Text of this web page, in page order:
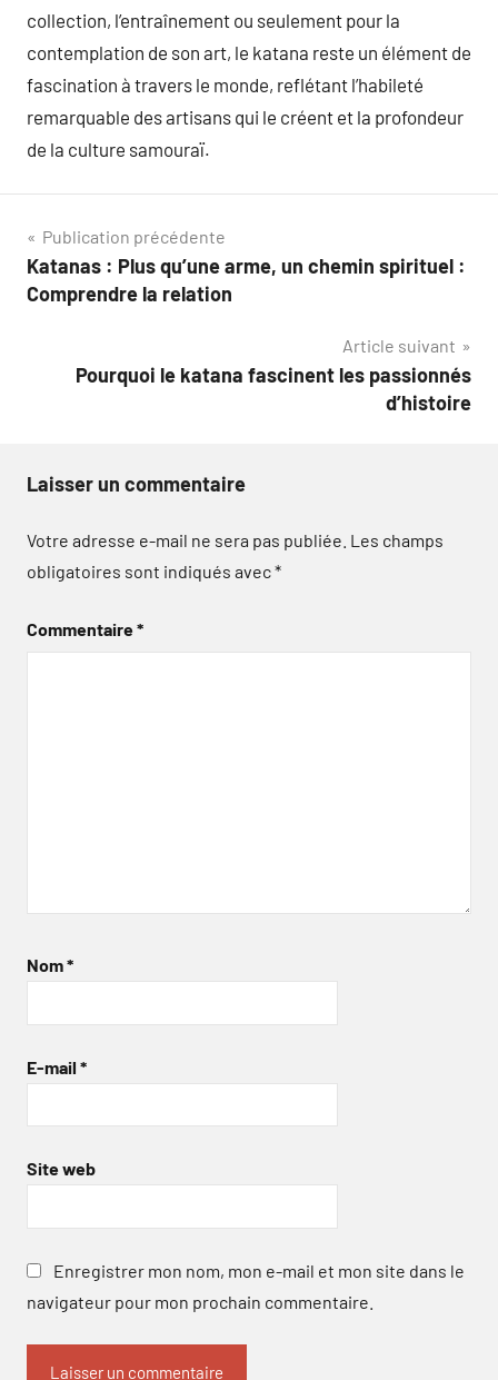
collection, l’entraînement ou seulement pour la
contemplation de son art, le katana reste un élément de
fascination à travers le monde, reflétant l’habileté
remarquable des artisans qui le créent et la profondeur
de la culture samouraï.
Navigation
de
Publication précédente
Katanas : Plus qu’une arme, un chemin spirituel :
Comprendre la relation
Article suivant
Pourquoi le katana fascinent les passionnés
d’histoire
Laisser un commentaire
Votre adresse e-mail ne sera pas publiée. Les champs
obligatoires sont indiqués avec*
Commentaire*
Nom*
E-mail *
Site web
Enregistrer mon nom, mon e-mail et mon site dans le
navigateur pour mon prochain commentaire.